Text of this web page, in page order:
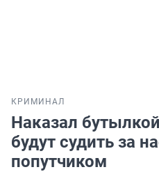
КРИМИНАЛ
Наказал
будут судить за
попутчиком